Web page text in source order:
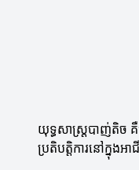
យុទ្ធសាស្ត្របាញ់តិច គឺ
ប្រតិបត្តិការនៅក្នុងអា